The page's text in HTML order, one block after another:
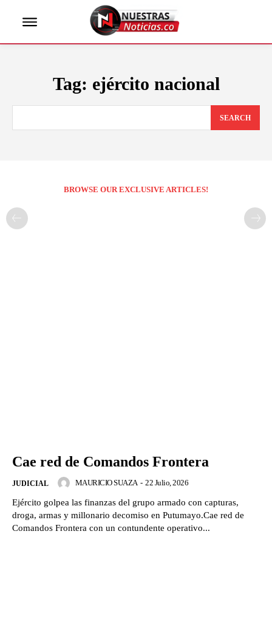
Tag: ejército nacional
SEARCH
BROWSE OUR EXCLUSIVE ARTICLES!
Cae red de Comandos Frontera
JUDICIAL MAURICIO SUAZA - 22 Julio, 2026
Ejército golpea las finanzas del grupo armado con capturas,
droga, armas y millonario decomiso en Putumayo.Cae red de
Comandos Frontera con un contundente operativo...